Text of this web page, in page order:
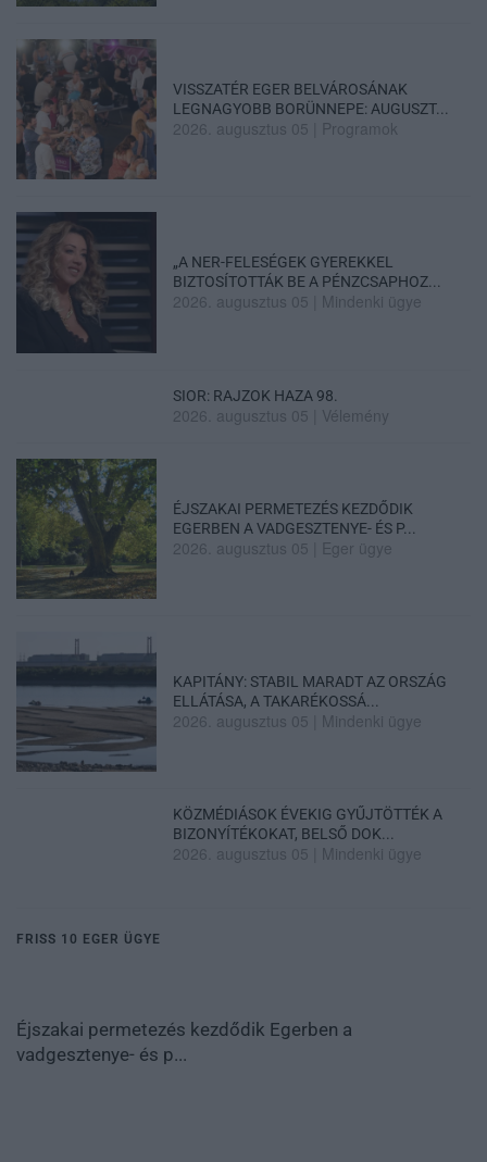
VISSZATÉR EGER BELVÁROSÁNAK
LEGNAGYOBB BORÜNNEPE: AUGUSZT...
2026. augusztus 05 Programok
„A NER-FELESÉGEK GYEREKKEL
BIZTOSÍTOTTÁK BE A PÉNZCSAPHOZ...
2026. augusztus 05 Mindenki ügye
SIOR: RAJZOK HAZA 98.
2026. augusztus 05 Vélemény
ÉJSZAKAI PERMETEZÉS KEZDŐDIK
EGERBEN A VADGESZTENYE- ÉS P...
2026. augusztus 05 Eger ügye
KAPITÁNY: STABIL MARADT AZ ORSZÁG
ELLÁTÁSA, A TAKARÉKOSSÁ...
2026. augusztus 05 Mindenki ügye
KÖZMÉDIÁSOK ÉVEKIG GYŰJTÖTTÉK A
BIZONYÍTÉKOKAT, BELSŐ DOK...
2026. augusztus 05 Mindenki ügye
FRISS 10 EGER ÜGYE
Éjszakai permetezés kezdődik Egerben a
vadgesztenye- és p...